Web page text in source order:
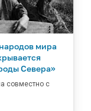
мира
Севера»
совместно с